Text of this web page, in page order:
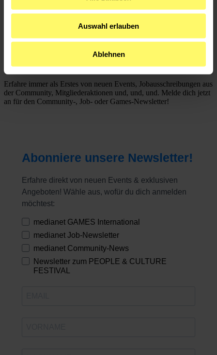
Auswahl erlauben
Ablehnen
Wirtschaft.medianet – weil echte Kontakte den Unterschied
machen.
Bleib auf dem Laufenden – mit Newslettern aus
dem medianet!
Erfahre immer als Erstes von neuen Events, Jobausschreibungen aus
der Community, Mitgliederaktionen und, und, und. Melde dich jetzt
an für den Community-, Job- oder Games-Newsletter!
Abonniere unsere Newsletter!
Erfahre direkt von neuen Events & exklusiven
Angeboten! Wähle aus, wofür du dich anmelden
möchtest:
medianet GAMES International
medianet Job-Newsletter
medianet Community-News
Newsletter zum PEOPLE & CULTURE
FESTIVAL